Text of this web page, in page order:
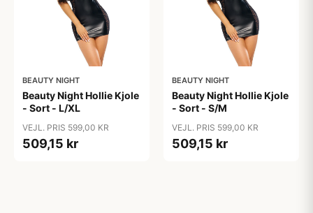
BEAUTY NIGHT
Beauty Night Hollie Kjole
- Sort - L/XL
VEJL. PRIS 599,00 KR
509,15 kr
BEAUTY NIGHT
Beauty Night Hollie Kjole
- Sort - S/M
VEJL. PRIS 599,00 KR
509,15 kr